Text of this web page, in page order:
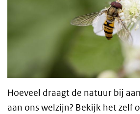
Hoeveel draagt de natuur bij
aan ons welzijn? Bekijk het zelf